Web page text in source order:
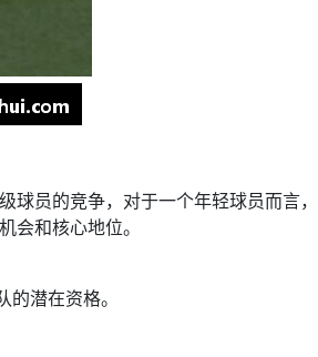
员的竞争，对于一个年轻球员而言，
会和核心地位。
潜在资格。